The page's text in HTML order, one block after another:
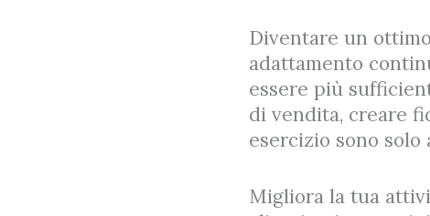
Diventare un
adattamento
essere più
di vendita, creare
esercizio sono
Migliora la tua